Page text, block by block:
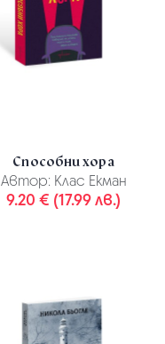
Способни хора
Автор: Клас Екман
9.20 € (17.99 лв.)